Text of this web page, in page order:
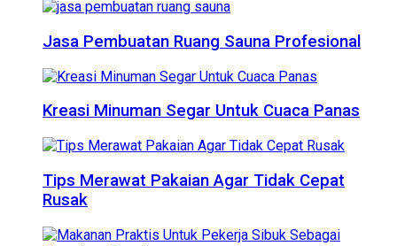
Jasa Pembuatan Ruang Sauna Profesional
Kreasi Minuman Segar Untuk Cuaca Panas
Tips Merawat Pakaian Agar Tidak Cepat
Rusak